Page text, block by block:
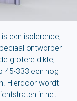
een isolerende,
ontworpen
grotere dikte,
45-333 een nog
Hierdoor wordt
in het